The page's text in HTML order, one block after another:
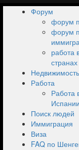
Форум
форум
форум
работа
странах
Недвижимость
Работа
Работа
Испании
Поиск людей
Иммиграция
Виза
FAQ по